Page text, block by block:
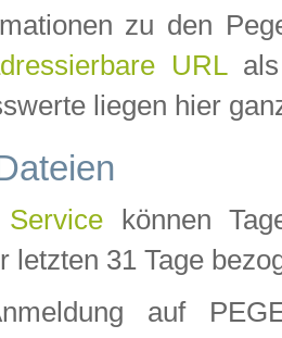
zu den
URLals
liegen hier
Service können
letzten 31 Tage
auf